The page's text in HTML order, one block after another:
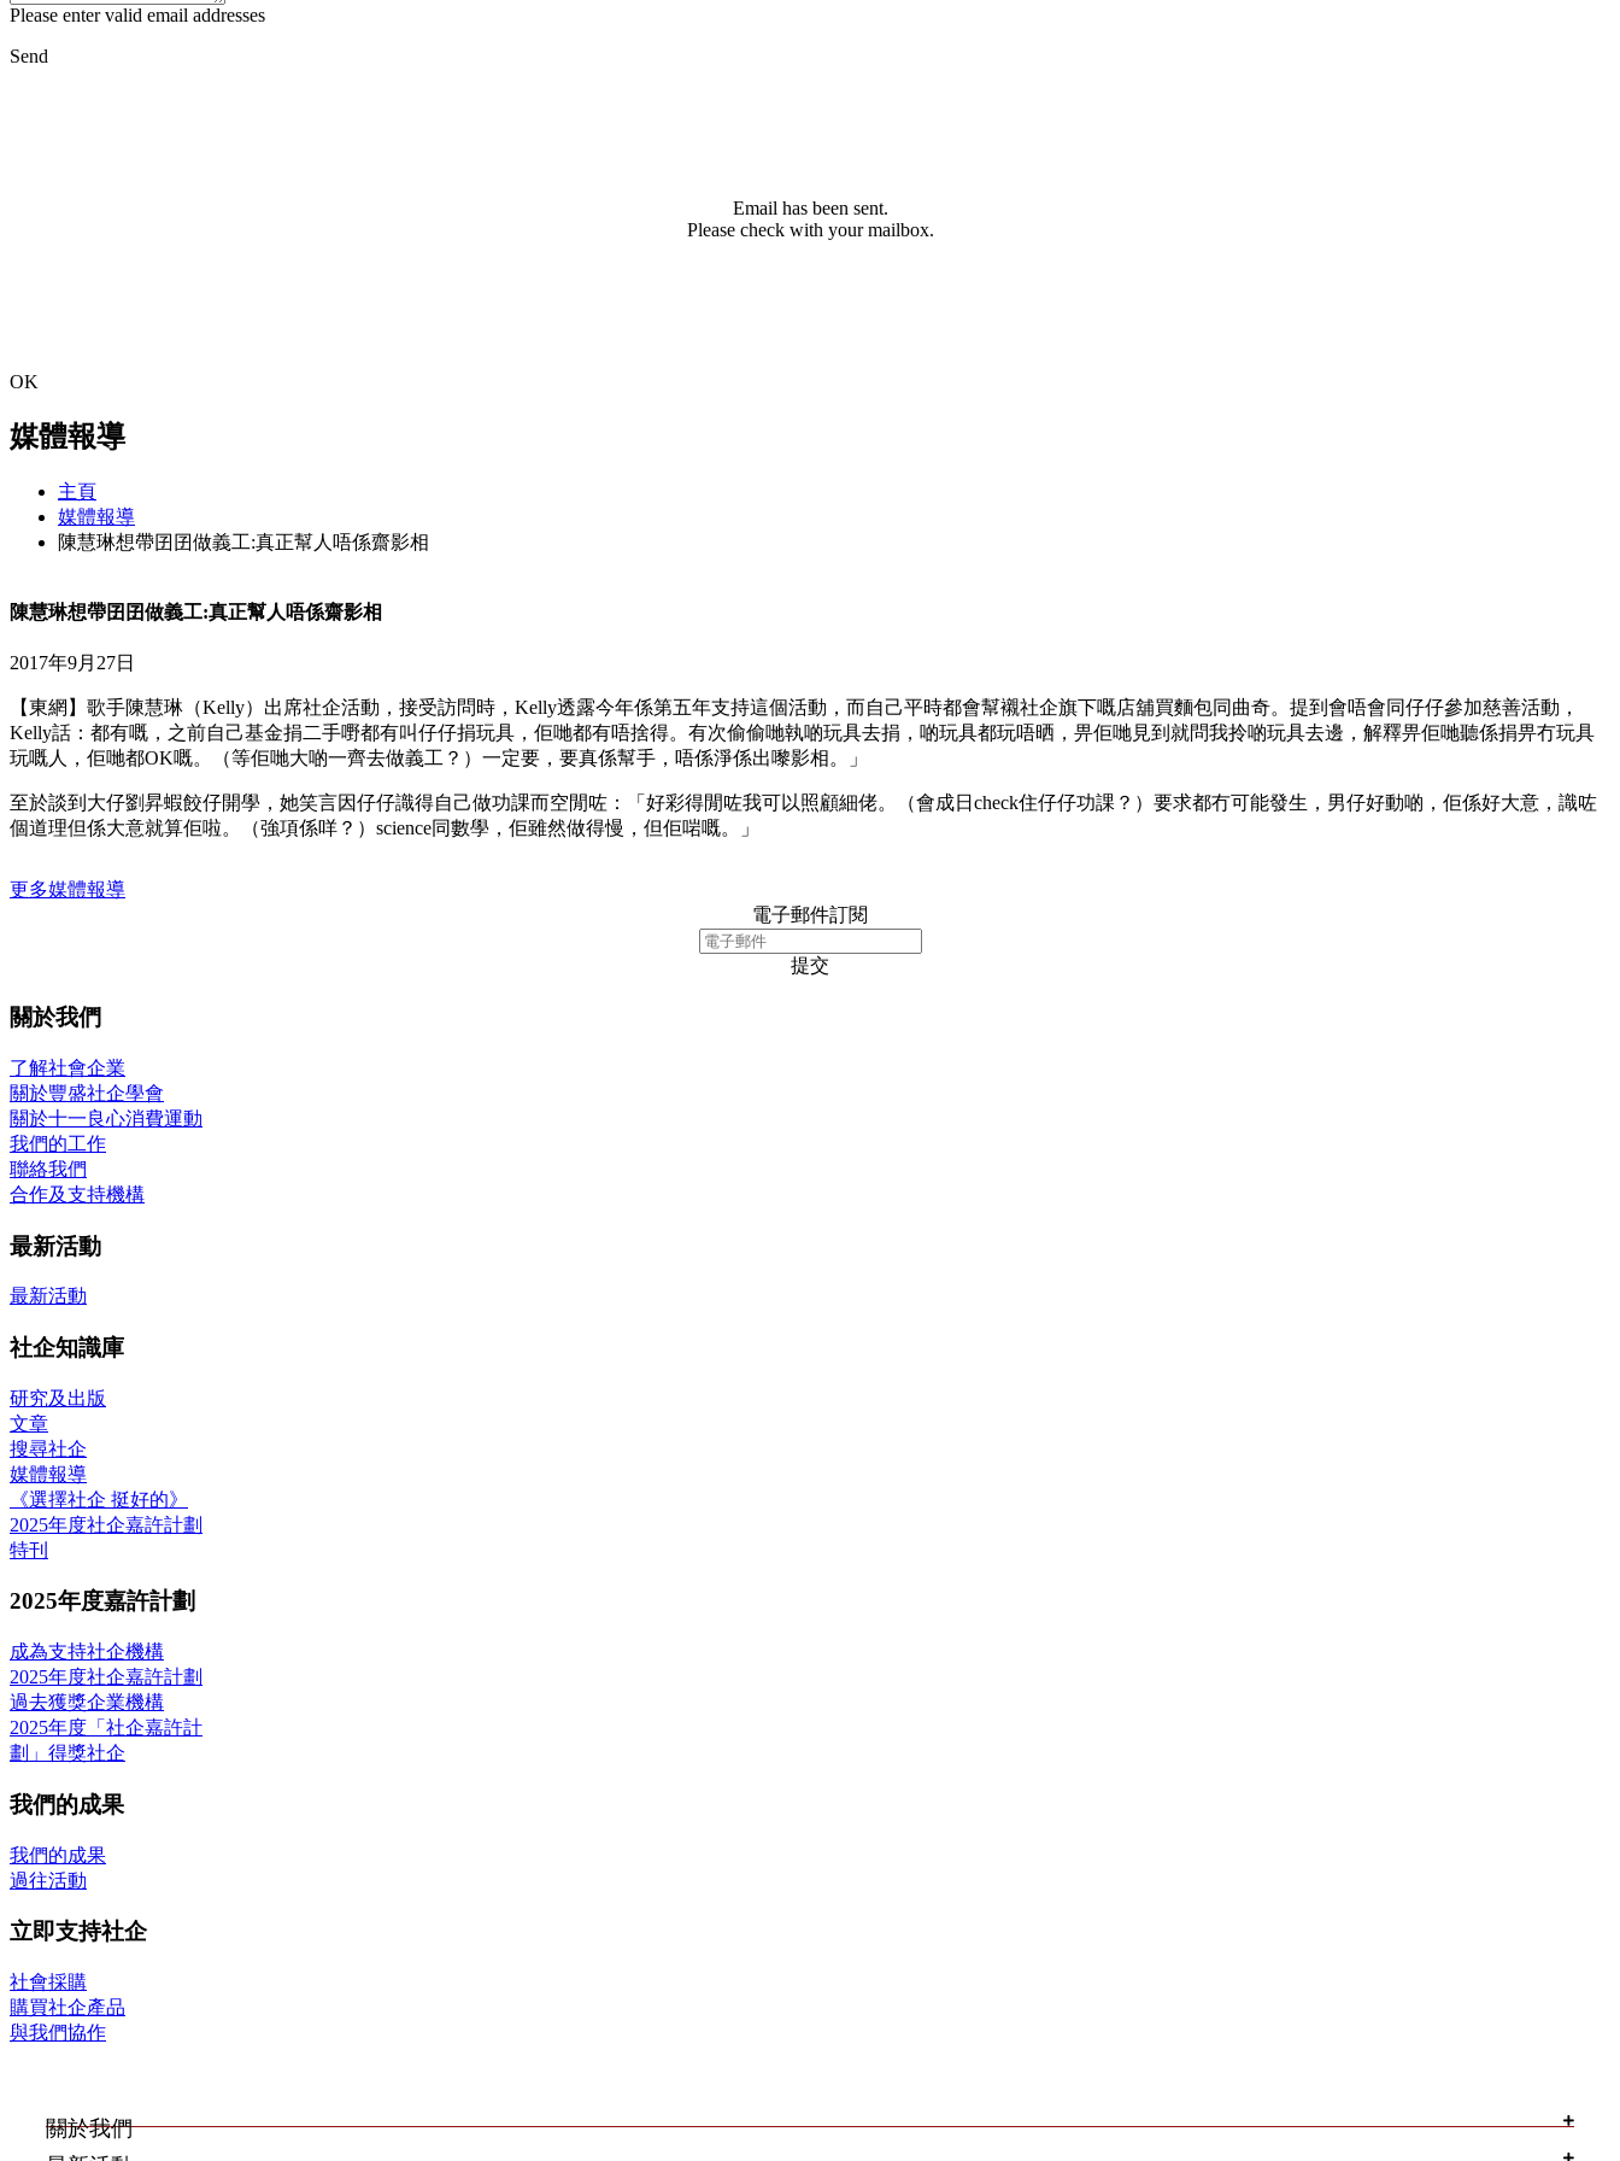
Please enter valid email addresses
Send
Email has been sent.
Please check with your mailbox.
OK
媒體報導
主頁
媒體報導
陳慧琳想帶囝囝做義工:真正幫人唔係齋影相
陳慧琳想帶囝囝做義工:真正幫人唔係齋影相
2017年9月27日
【東網】歌手陳慧琳（Kelly）出席社企活動，接受訪問時，Kelly透露今年係第五年支持這個活動，而自己平時都會幫襯社企旗下嘅店舖買麵包同曲奇。提到會唔會同仔仔參加慈善活動，
Kelly話：都有嘅，之前自己基金捐二手嘢都有叫仔仔捐玩具，佢哋都有唔捨得。有次偷偷哋執啲玩具去捐，啲玩具都玩唔晒，畀佢哋見到就問我拎啲玩具去邊，解釋畀佢哋聽係捐畀冇玩具
玩嘅人，佢哋都OK嘅。（等佢哋大啲一齊去做義工？）一定要，要真係幫手，唔係淨係出嚟影相。」
至於談到大仔劉昇蝦餃仔開學，她笑言因仔仔識得自己做功課而空閒咗：「好彩得閒咗我可以照顧細佬。（會成日check住仔仔功課？）要求都冇可能發生，男仔好動啲，佢係好大意，識咗
個道理但係大意就算佢啦。（強項係咩？）science同數學，佢雖然做得慢，但佢啱嘅。」
更多媒體報導
電子郵件訂閱
提交
關於我們
了解社會企業
關於豐盛社企學會
關於十一良心消費運動
我們的工作
聯絡我們
合作及支持機構
最新活動
最新活動
社企知識庫
研究及出版
文章
搜尋社企
媒體報導
《選擇社企 挺好的》
2025年度社企嘉許計劃
特刊
2025年度嘉許計劃
成為支持社企機構
2025年度社企嘉許計劃
過去獲獎企業機構
2025年度「社企嘉許計
劃」得獎社企
我們的成果
我們的成果
過往活動
立即支持社企
社會採購
購買社企產品
與我們協作
關於我們